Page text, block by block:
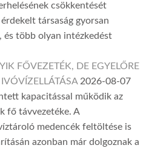
csökkentését
társaság gyorsan
és több olyan intézkedést
FŐVEZETÉK, DE EGYELŐRE
2026-08-07
kapacitással működik az
fő távvezetéke. A
medencék feltöltése is
azonban már dolgoznak a